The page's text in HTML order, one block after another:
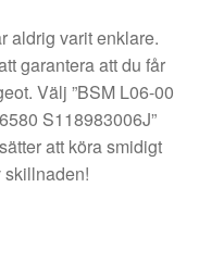
aldrig varit enklare.
garantera att du får
Välj ”BSM L06-00
S118983006J”
att köra smidigt